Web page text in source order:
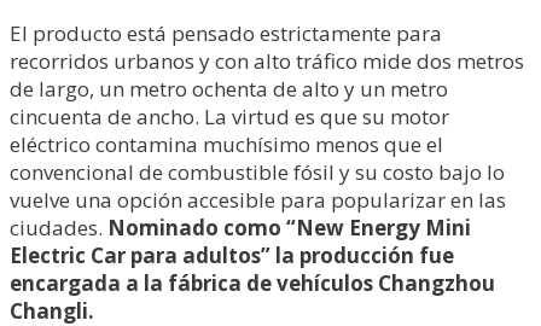
El producto está pensado estrictamente para
recorridos urbanos y con alto tráfico mide dos metros
de largo, un metro ochenta de alto y un metro
cincuenta de ancho. La virtud es que su motor
eléctrico contamina muchísimo menos que el
convencional de combustible fósil y su costo bajo lo
vuelve una opción accesible para popularizar en las
ciudades. Nominado como “New Energy Mini
Electric Car para adultos” la producción fue
encargada a la fábrica de vehículos Changzhou
Changli.